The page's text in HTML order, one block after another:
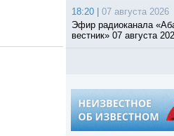
18:20 |
07 августа 2026
Эфир радиоканала
вестник» 07 августа